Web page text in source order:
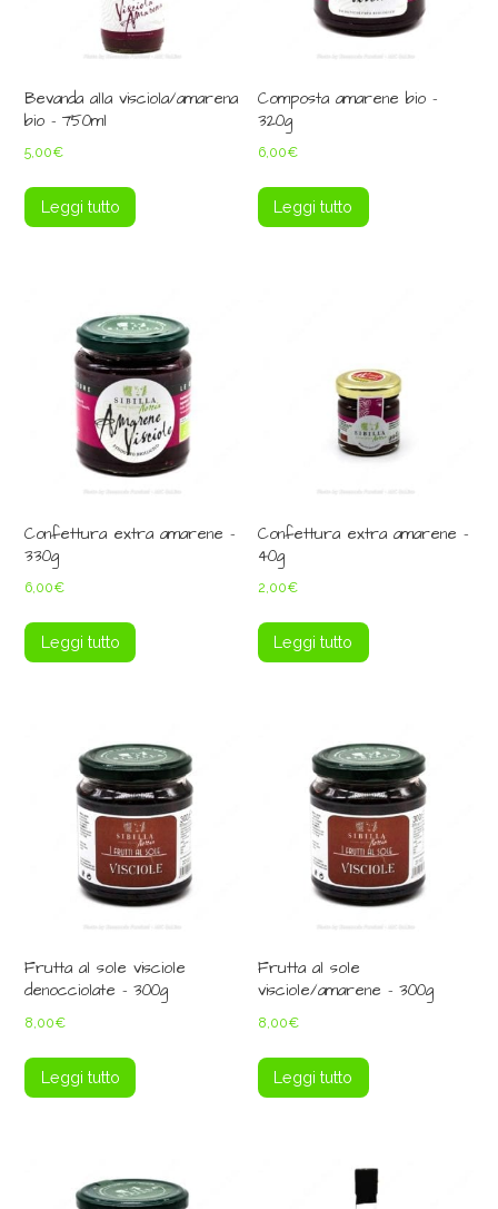
Bevanda alla visciola/amarena
bio – 750ml
5,00€
Leggi tutto
Composta amarene bio –
320g
6,00€
Leggi tutto
Confettura extra amarene –
330g
6,00€
Leggi tutto
Confettura extra amarene –
40g
2,00€
Leggi tutto
Frutta al sole visciole
denocciolate – 300g
8,00€
Leggi tutto
Frutta al sole
visciole/amarene – 300g
8,00€
Leggi tutto